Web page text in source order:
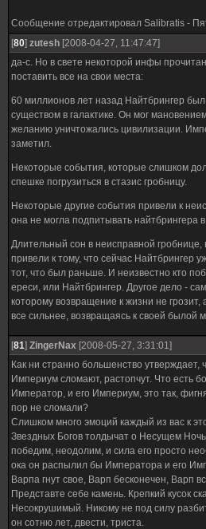
Сообщение отредактировал Salibratis -
[80] zutesh [2008-04-27, 11:47:47]
да-с. Но в свете некоторой инфы
поставить все на свои места:
60 миллионов лет назад Найтбрингер
существом в галактике. Он мог
желанию уничтожались цивилизации.
заметил.
Некоторые события, которые слишком
спешке погрузиться в стазис гробницу.
Некоторые другие события привели к
она не могла подпитывать найтбрингера
Длительный сон в неисправной гробнице,
привели к тому, что сейчас Найтбрингер
тот, что был раньше. И неизвестно кто
ереси, или Найтбрингер. Другое дело -
которому возвращение к жизни не грозит,
все сильнее, возвращаясь к своей былой
[81] ZingerNax [2008-05-27, 3:31:01]
Как ни странно большенство утверждает,
Империум сломают, растопчут. Что есть
Император, и его Империум, это так,
пор не сломали?
Слишком много эмоций каждый из вас к
Звездных Богов толдычат о Несущем
победим, неодолим, и сила его просто
ока он распылил бы Императора и его
Варпа гнут свое, Варп бесконечен, Варп
Представте себе камень. Крепкий кусок
Несокрушимый. Никому не под силу
он сотню лет, двести, триста.